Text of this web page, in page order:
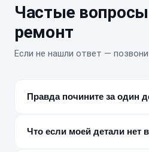
Частые
ремонт
Если не нашли ответ —
Правда почините за один
180 минут или несколько
Что если моей детали нет